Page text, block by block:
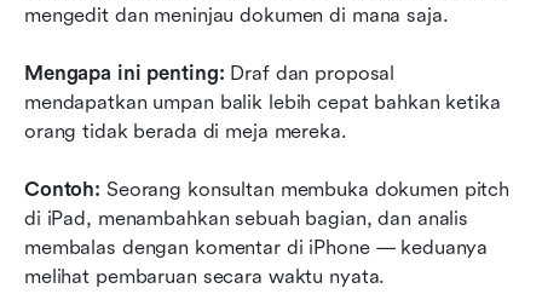
mengedit dan meninjau dokumen di mana saja.
Mengapa ini penting: Draf dan proposal
mendapatkan umpan balik lebih cepat bahkan ketika
orang tidak berada di meja mereka.
Contoh: Seorang konsultan membuka dokumen pitch
di iPad, menambahkan sebuah bagian, dan analis
membalas dengan komentar di iPhone — keduanya
melihat pembaruan secara waktu nyata.